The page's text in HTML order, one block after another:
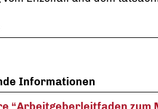
Informationen